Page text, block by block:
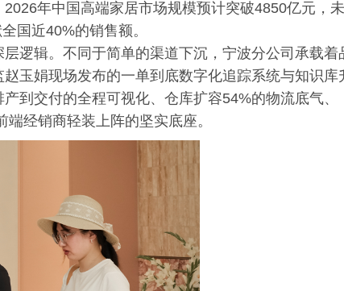
年中国高端家居市场规模预计突破4850亿元，未
国近40%的销售额。
逻辑。不同于简单的渠道下沉，宁波分公司承载着
玉娟现场发布的一单到底数字化追踪系统与知识库
到交付的全程可视化、仓库扩容54%的物流底气、
经销商轻装上阵的坚实底座。